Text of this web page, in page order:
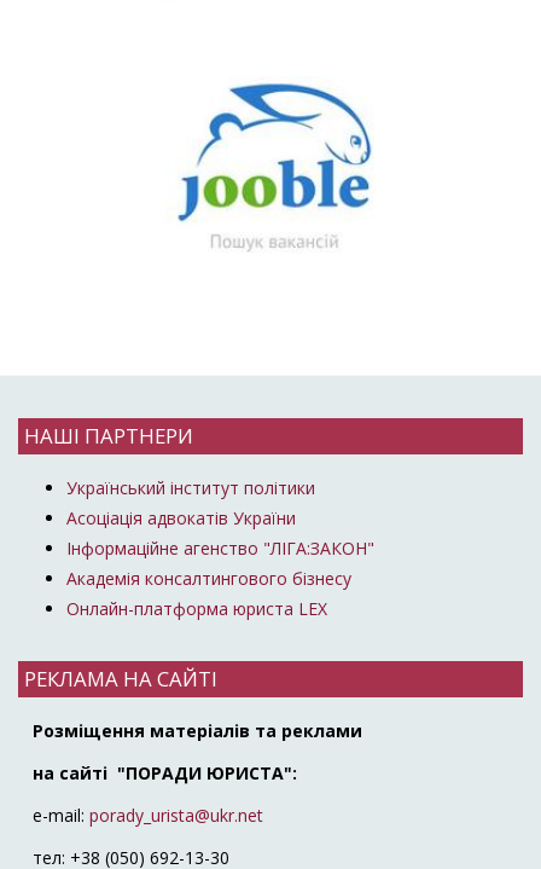
НАШІ ПАРТНЕРИ
Український інститут політики
Асоціація адвокатів України
Інформаційне агенство "ЛІГА:ЗАКОН"
Академія консалтингового бізнесу
Онлайн-платформа юриста LEX
РЕКЛАМА НА САЙТІ
Розміщення матеріалів та реклами
на сайті "ПОРАДИ ЮРИСТА":
e-mail: porady_urista@ukr.net
тел: +38 (050) 692-13-30